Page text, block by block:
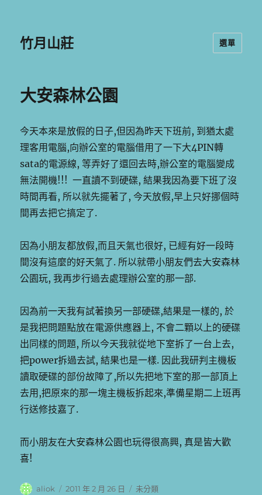
竹月山莊 選單
大安森林公園
今天本來是放假的日子,但因為昨天下班前, 到猶太處
理客用電腦,向辦公室的電腦借用了一下大4PIN轉
sata的電源線, 等弄好了還回去時,辦公室的電腦變成
無法開機!!! 一直讀不到硬碟, 結果我因為要下班了沒
時間再看, 所以就先擺著了, 今天放假,早上只好挪個時
間再去把它搞定了.
因為小朋友都放假,而且天氣也很好, 已經有好一段時
間沒有這麼的好天氣了. 所以就帶小朋友們去大安森林
公園玩, 我再步行過去處理辦公室的那一部.
因為前一天我有試著換另一部硬碟,結果是一樣的, 於
是我把問題點放在電源供應器上, 不會二顆以上的硬碟
出同樣的問題, 所以今天我就從地下室拆了一台上去,
把power拆過去試, 結果也是一樣. 因此我研判主機板
讀取硬碟的部份故障了,所以先把地下室的那一部頂上
去用,把原來的那一塊主機板拆起來,準備星期二上班再
行送修技嘉了.
而小朋友在大安森林公園也玩得很高興, 真是皆大歡
喜!
作
aliok
發
2011 年 2 月 26 日
分
未分類